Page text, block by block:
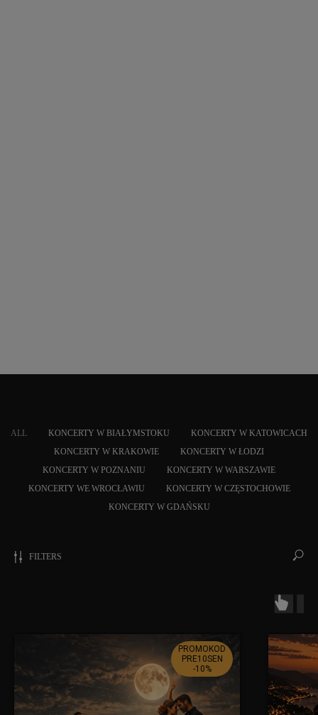
ALL KONCERTY W BIAŁYMSTOKU
KONCERTY W KATOWICACH
KONCERTY W KRAKOWIE
KONCERTY W ŁODZI
KONCERTY W POZNANIU
KONCERTY W WARSZAWIE
KONCERTY WE WROCŁAWIU
KONCERTY W CZĘSTOCHOWIE
KONCERTY W GDAŃSKU
FILTERS
PROMOKOD
PRE10SEN
-10%
KONCERTY W KRAKOWIE
KONCERTY W BIAŁYMSTOKU
KONCERTY W KATOWICACH
Koncerty